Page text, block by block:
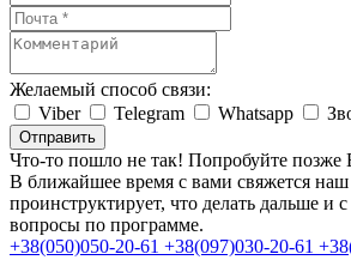
Желаемый способ связи:
Viber
Telegram Whatsapp
Отправить
Что-то пошло не так! Попробуйте позже
В ближайшее время с вами свяжется наш
проинструктирует, что делать дальше и
вопросы по программе.
+38(050)050-20-61 +38(097)030-20-61